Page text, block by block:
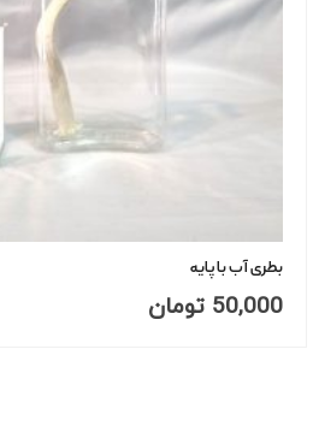
بطری آب با پایه
50,000 تومان